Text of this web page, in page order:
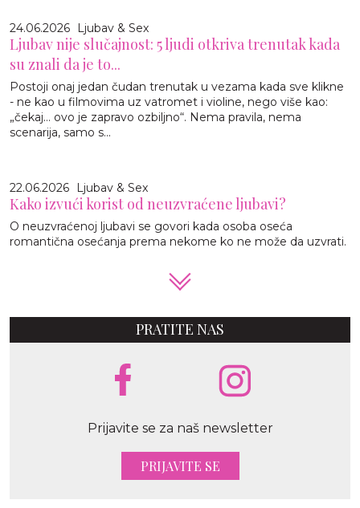
24.06.2026 Ljubav & Sex
Ljubav nije slučajnost: 5 ljudi otkriva trenutak kada
su znali da je to...
Postoji onaj jedan čudan trenutak u vezama kada sve klikne
- ne kao u filmovima uz vatromet i violine, nego više kao:
„čekaj… ovo je zapravo ozbiljno“. Nema pravila, nema
scenarija, samo s...
22.06.2026 Ljubav & Sex
Kako izvući korist od neuzvraćene ljubavi?
O neuzvraćenoj ljubavi se govori kada osoba oseća
romantična osećanja prema nekome ko ne može da uzvrati.
PRATITE NAS
Prijavite se za naš newsletter
PRIJAVITE SE